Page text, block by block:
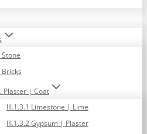
Stone
Bricks
Plaster | Coat
III.1.3.1 Limestone | Lime
III.1.3.2 Gypsum | Plaster